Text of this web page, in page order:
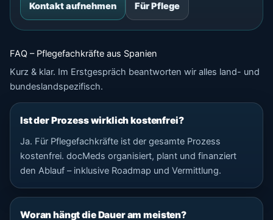
Kontakt aufnehmen
Für Pflege
FAQ – Pflegefachkräfte aus Spanien
Kurz & klar. Im Erstgespräch beantworten wir alles land- und
bundeslandspezifisch.
Ist der Prozess wirklich kostenfrei?
Ja. Für Pflegefachkräfte ist der gesamte Prozess
kostenfrei. docMeds organisiert, plant und finanziert
den Ablauf – inklusive Roadmap und Vermittlung.
Woran hängt die Dauer am meisten?